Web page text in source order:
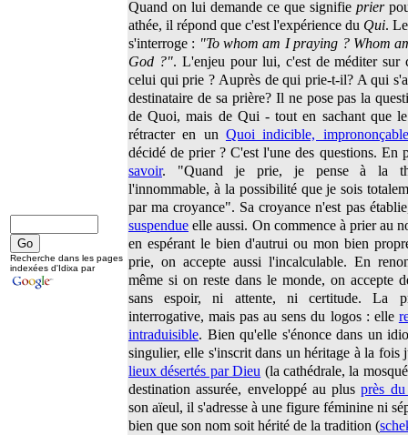
Quand on lui demande ce que signifie prier
athée, il répond que c'est l'expérience du Qui.
s'interroge : "To whom am I praying ? Whom
God ?". L'enjeu pour lui, c'est de méditer sur
celui qui prie ? Auprès de qui prie-t-il? A qui
destinataire de sa prière? Il ne pose pas la
de Quoi, mais de Qui - tout en sachant que
rétracter en un Quoi indicible, imprononçable
décidé de prier ? C'est l'une des questions.
savoir. "Quand je prie, je pense à la
l'innommable, à la possibilité que je sois
par ma croyance". Sa croyance n'est pas
suspendue elle aussi. On commence à prier au
en espérant le bien d'autrui ou mon bien
prie, on accepte aussi l'incalculable. En
même si on reste dans le monde, on accepte
sans espoir, ni attente, ni certitude. La
interrogative, mais pas au sens du logos : elle
intraduisible. Bien qu'elle s'énonce dans un
singulier, elle s'inscrit dans un héritage à la fois
lieux désertés par Dieu (la cathédrale, la
destination assurée, enveloppé au plusprès
son aïeul, il s'adresse à une figure féminine ni
bien que son nom soit hérité de la tradition (
Recherche dans les pages
indexées d'Idixa par